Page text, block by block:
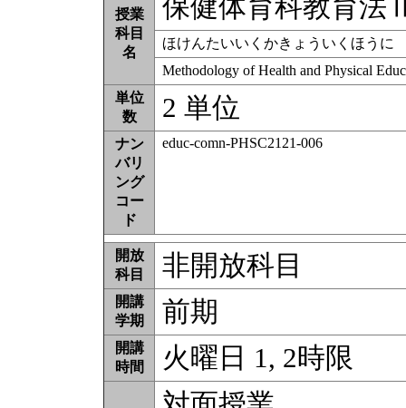
授業
科目
名
保健体育科教育法
ほけんたいいくかきょういくほうに
Methodology of Health and Physical
単位
数
2 単位
ナン
バリ
ング
コー
ド
educ-comn-PHSC2121-006
開放
科目
非開放科目
開講
学期
前期
開講
時間
火曜日 1, 2時限